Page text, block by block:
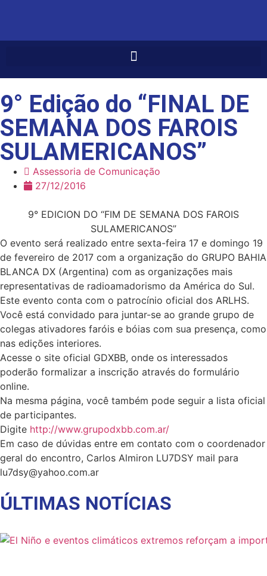
9° Edição do “FINAL DE
SEMANA DOS FAROIS
SULAMERICANOS”
Assessoria de Comunicação
27/12/2016
9° EDICION DO “FIM DE SEMANA DOS FAROIS
SULAMERICANOS”
O evento será realizado entre sexta-feira 17 e domingo 19
de fevereiro de 2017 com a organização do GRUPO BAHIA
BLANCA DX (Argentina) com as organizações mais
representativas de radioamadorismo da América do Sul.
Este evento conta com o patrocínio oficial dos ARLHS.
Você está convidado para juntar-se ao grande grupo de
colegas ativadores faróis e bóias com sua presença, como
nas edições interiores.
Acesse o site oficial GDXBB, onde os interessados
poderão formalizar a inscrição através do formulário
online.
Na mesma página, você também pode seguir a lista oficial
de participantes.
Digite http://www.grupodxbb.com.ar/
Em caso de dúvidas entre em contato com o coordenador
geral do encontro, Carlos Almiron LU7DSY mail para
lu7dsy@yahoo.com.ar
ÚLTIMAS NOTÍCIAS